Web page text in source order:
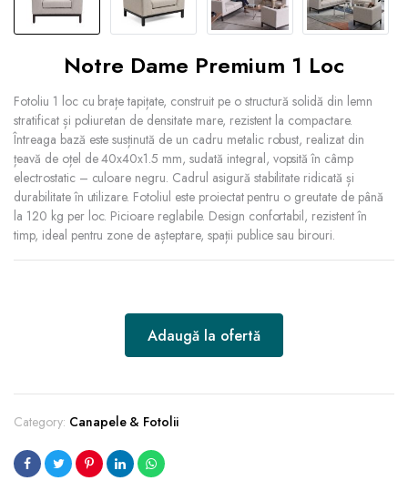
Notre Dame Premium 1 Loc
Fotoliu 1 loc cu brațe tapițate, construit pe o structură solidă din lemn
stratificat și poliuretan de densitate mare, rezistent la compactare.
Întreaga bază este susținută de un cadru metalic robust, realizat din
țeavă de oțel de 40x40x1.5 mm, sudată integral, vopsită în câmp
electrostatic – culoare negru. Cadrul asigură stabilitate ridicată și
durabilitate în utilizare. Fotoliul este proiectat pentru o greutate de până
la 120 kg per loc. Picioare reglabile. Design confortabil, rezistent în
timp, ideal pentru zone de așteptare, spații publice sau birouri.
Adaugă la ofertă
Category: Canapele & Fotolii